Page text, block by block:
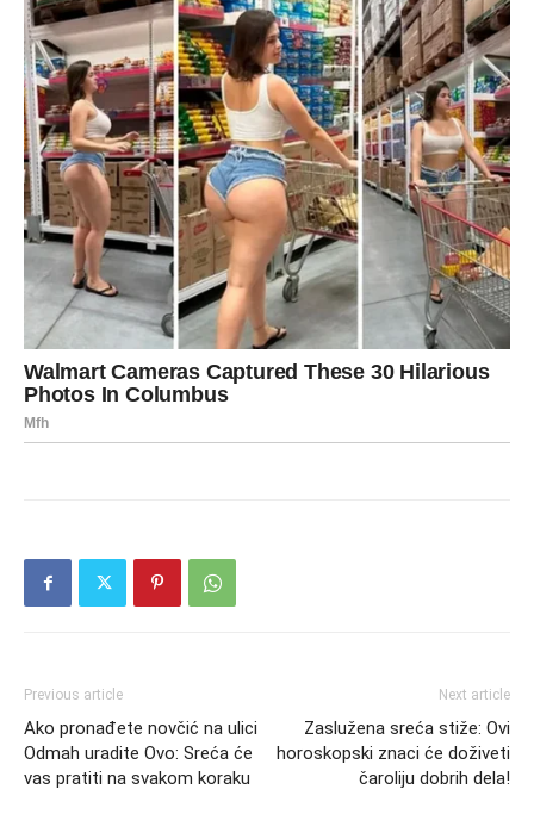
Previous article
Ako pronađete novčić na ulici
Odmah uradite Ovo: Sreća će
vas pratiti na svakom koraku
Next article
Zaslužena sreća stiže: Ovi
horoskopski znaci će doživeti
čaroliju dobrih dela!